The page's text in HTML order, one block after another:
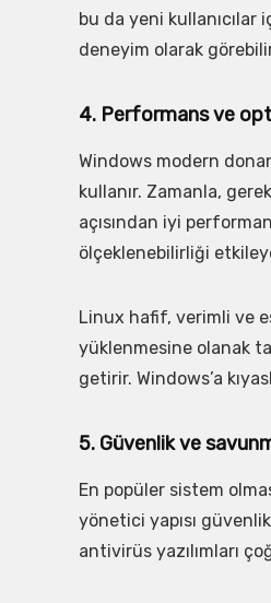
bu da yeni kullanıcılar
deneyim olarak
4. Performans ve
Windows modern
kullanır. Zamanla,
açısından iyi
ölçeklenebilirliği
Linux hafif, verimli ve
yüklenmesine olanak
getirir. Windows’a
5. Güvenlik ve
En popüler sistem
yönetici yapısı
antivirüs yazılımları